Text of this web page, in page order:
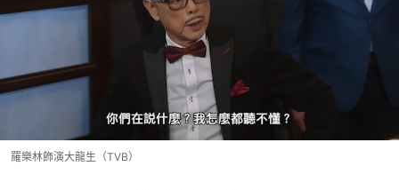
羅樂林飾演大龍生（TVB）